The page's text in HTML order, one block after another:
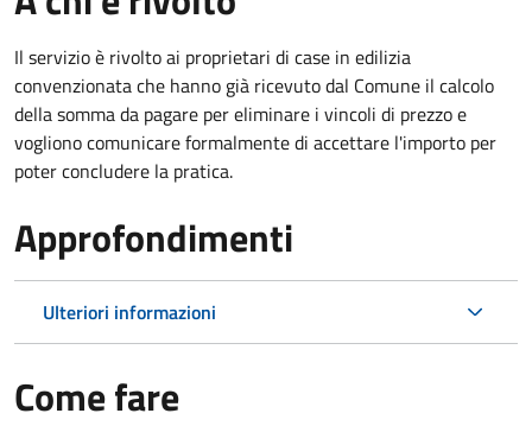
Il servizio è rivolto ai proprietari di case in edilizia
convenzionata che hanno già ricevuto dal Comune il calcolo
della somma da pagare per eliminare i vincoli di prezzo e
vogliono comunicare formalmente di accettare l'importo per
poter concludere la pratica.
Approfondimenti
Ulteriori informazioni
Come fare